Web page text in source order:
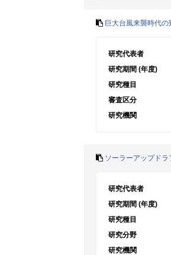
巨大台風来襲時代
研究代表者
研究期間 (年度)
研究種目
審査区分
研究機関
ソーラーアップド
研究代表者
研究期間 (年度)
研究種目
研究分野
研究機関